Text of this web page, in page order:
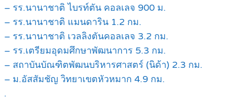
– รร.นานาชาติ ไบรท์ตัน คอลเลจ 900 ม.
– รร.นานาชาติ แมนดาริน 1.2 กม.
– รร.นานาชาติ เวลลิงตันคอลเลจ 3.2 กม.
– รร.เตรียมอุดมศึกษาพัฒนาการ 5.3 กม.
– สถาบันบัณฑิตพัฒนบริหารศาสตร์ (นิด้า) 2.3 กม.
– ม.อัสสัมชัญ วิทยาเขตหัวหมาก 4.9 กม.
.